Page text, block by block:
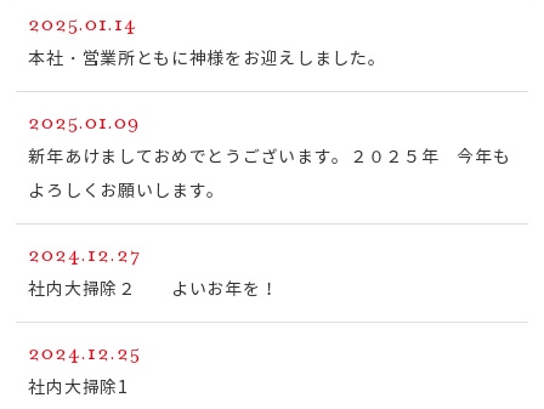
2025.01.14
本社・営業所ともに神様をお迎えしました。
2025.01.09
新年あけましておめでとうございます。２０２５年 今年も
よろしくお願いします。
2024.12.27
社内大掃除２ よいお年を！
2024.12.25
社内大掃除1